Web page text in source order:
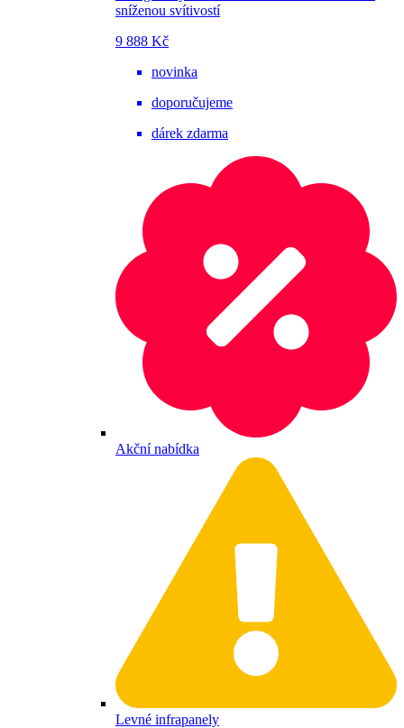
sníženou svítivostí
9 888 Kč
novinka
doporučujeme
dárek zdarma
Akční nabídka
Levné infrapanely